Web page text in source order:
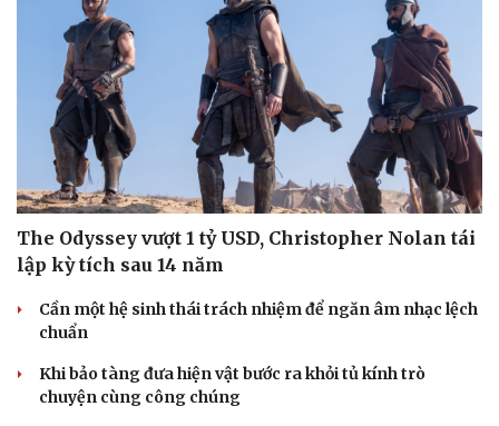
The Odyssey vượt 1 tỷ USD, Christopher Nolan tái
lập kỳ tích sau 14 năm
Cần một hệ sinh thái trách nhiệm để ngăn âm nhạc lệch
chuẩn
Khi bảo tàng đưa hiện vật bước ra khỏi tủ kính trò
chuyện cùng công chúng